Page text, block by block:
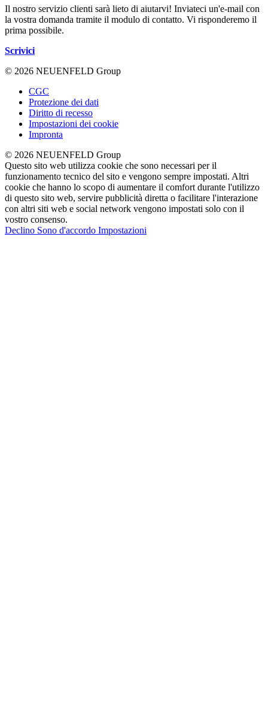
Il nostro servizio clienti sarà lieto di aiutarvi! Inviateci un'e-mail con
la vostra domanda tramite il modulo di contatto. Vi risponderemo il
prima possibile.
Scrivici
© 2026 NEUENFELD Group
CGC
Protezione dei dati
Diritto di recesso
Impostazioni dei cookie
Impronta
© 2026 NEUENFELD Group
Questo sito web utilizza cookie che sono necessari per il
funzionamento tecnico del sito e vengono sempre impostati. Altri
cookie che hanno lo scopo di aumentare il comfort durante l'utilizzo
di questo sito web, servire pubblicità diretta o facilitare l'interazione
con altri siti web e social network vengono impostati solo con il
vostro consenso.
Declino Sono d'accordo Impostazioni